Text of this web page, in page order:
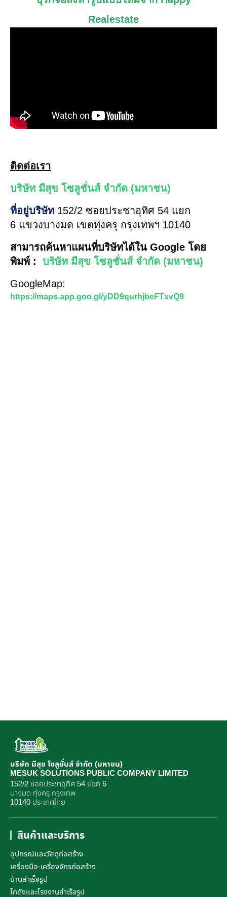
Realestate
ติดต่อเรา
บริษัท มีสุข โซลูชั่นส์ จำกัด (มหาชน)
ที่อยู่บริษัท 152/2 ซอยประชาอุทิศ 54 แยก
6 แขวงบางมด เขตทุ่งครุ กรุงเทพฯ 10140
สามารถค้นหาแผนที่บริษัทได้ใน Google โดย
พิมพ์ : บริษัท มีสุข โซลูชั่นส์ จำกัด (มหาชน)
GoogleMap:
https://maps.app.goo.gl/yDD9qurhjbeFTxvQ9
บริษัท มีสุข โซลูชั่นส์ จำกัด (มหาชน)
MESUK SOLUTIONS PUBLIC COMPANY LIMITED
152/2 ซอยประชาอุทิศ 54 แยก 6
บางมด ทุ่งครุ กรุงเทพ
10140 ประเทศไทย
สินค้าและบริการ
อุปกรณ์และวัสดุก่อสร้าง
เครื่องมือ-เครื่องจักรก่อสร้าง
บ้านสำเร็จรูป
โกดังและโรงงานสำเร็จรูป